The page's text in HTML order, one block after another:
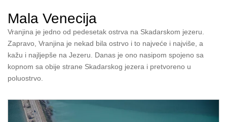
Mala Venecija
Vranjina je jedno od pedesetak ostrva na Skadarskom jezeru.
Zapravo, Vranjina je nekad bila ostrvo i to najveće i najviše, a
kažu i najljepše na Jezeru. Danas je ono nasipom spojeno sa
kopnom sa obije strane Skadarskog jezera i pretvoreno u
poluostrvo.